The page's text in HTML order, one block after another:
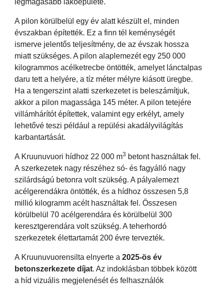
A pilon körülbelül egy év alatt készült el, minden
évszakban építették. Ez a finn tél keménységét
ismerve jelentős teljesítmény, de az évszak hossza
miatt szükséges. A pilon alaplemezét egy 250 000
kilogrammos acélketrecbe öntötték, amelyet lánctalpas
daru tett a helyére, a tíz méter mélyre kiásott üregbe.
Ha a tengerszint alatti szerkezetet is beleszámítjuk,
akkor a pilon magassága 145 méter. A pilon tetejére
villámhárítót építettek, valamint egy erkélyt, amely
lehetővé teszi például a repülési akadályvilágítás
karbantartását.
A Kruunuvuori hídhoz 22 000 m3 betont használtak fel.
A szerkezetek nagy részéhez só- és fagyálló nagy
szilárdságú betonra volt szükség. A pályalemezt
acélgerendákra öntötték, és a hídhoz összesen 5,8
millió kilogramm acélt használtak fel. Összesen
körülbelül 70 acélgerendára és körülbelül 300
keresztgerendára volt szükség. A teherhordó
szerkezetek élettartamát 200 évre tervezték.
A Kruunuvuorensilta elnyerte a 2025-ös év
betonszerkezete díjat. Az indoklásban többek között
a híd vizuális megjelenését és felhasználók